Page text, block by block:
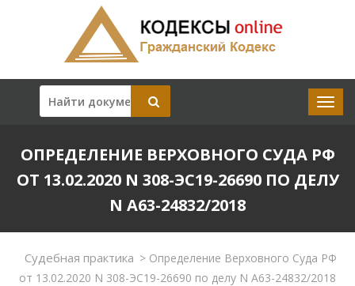
ОПРЕДЕЛЕНИЕ ВЕРХОВНОГО СУДА РФ
ОТ 13.02.2020 N 308-ЭС19-26690 ПО ДЕЛУ
N А63-24832/2018
Судебная практика >Определение Верховного Суда РФ
от 13.02.2020 N 308-ЭС19-26690 по делу N А63-24832/2018